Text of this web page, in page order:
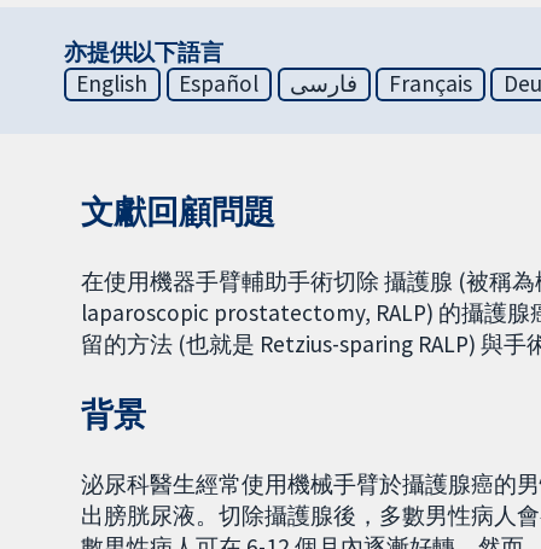
亦提供以下語言
English
Español فارسی Français
文獻回顧問題
在使用機器手臂輔助手術切除 攝護腺 (被稱
laparoscopic prostatectomy, RALP) 的攝護
留的方法 (也就是 Retzius-sparing RALP) 與
背景
泌尿科醫生經常使用機械手臂於攝護腺癌的
出膀胱尿液。切除攝護腺後，多數男性病人